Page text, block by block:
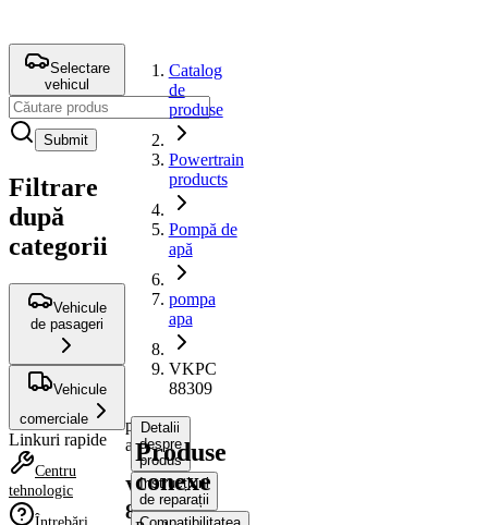
Selectare
vehicul
Submit
Filtrare
după
categorii
Vehicule
de pasageri
Vehicule
comerciale
Linkuri rapide
Centru
tehnologic
Catalog
de
produse
Powertrain
products
Pompă de
apă
pompa
apa
VKPC
88309
pompa
apa
VKPC
88309
Detalii
despre
produs
Instrucțiuni
de reparații
Produse
conexe